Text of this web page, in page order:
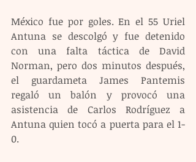
México fue por goles. En el 55 Uriel
Antuna se descolgó y fue detenido
con una falta táctica de David
Norman, pero dos minutos después,
el guardameta James Pantemis
regaló un balón y provocó una
asistencia de Carlos Rodríguez a
Antuna quien tocó a puerta para el 1-
0.